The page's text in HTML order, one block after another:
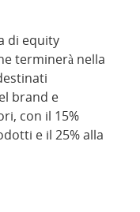
di equity
terminerà nella
brand e
con il 15%
e il 25% alla